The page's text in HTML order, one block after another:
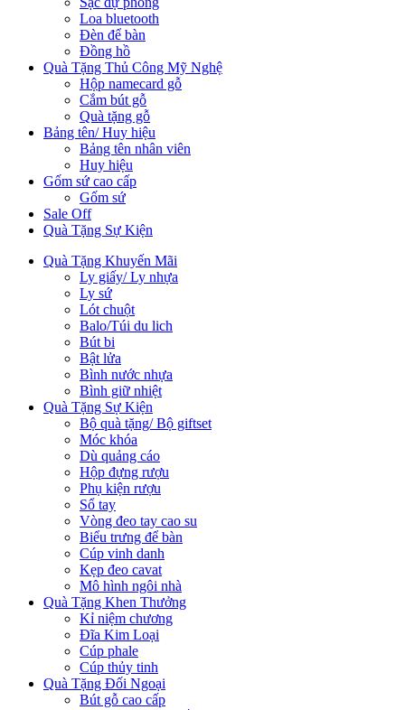
Loa bluetooth
Đèn để bàn
Đồng hồ
Quà Tặng Thủ Công Mỹ Nghệ
Hộp namecard gỗ
Cắm bút gỗ
Quà tặng gỗ
Bảng tên/ Huy hiệu
Bảng tên nhân viên
Huy hiệu
Gốm sứ cao cấp
Gốm sứ
Sale Off
Quà Tặng Sự Kiện
Quà Tặng Khuyến Mãi
Ly giấy/ Ly nhựa
Ly sứ
Lót chuột
Balo/Túi du lich
Bút bi
Bật lửa
Bình nước nhựa
Bình giữ nhiệt
Quà Tặng Sự Kiện
Bộ quà tặng/ Bộ giftset
Móc khóa
Dù quảng cáo
Hộp đựng rượu
Phụ kiện rượu
Sổ tay
Vòng đeo tay cao su
Biểu trưng để bàn
Cúp vinh danh
Kẹp đeo cavat
Mô hình ngôi nhà
Quà Tặng Khen Thưởng
Kỉ niệm chương
Đĩa Kim Loại
Cúp phale
Cúp thủy tinh
Quà Tặng Đối Ngoại
Bút gỗ cao cấp